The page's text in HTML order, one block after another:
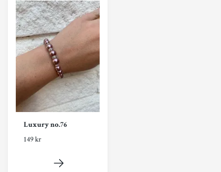
Luxury no.76
149 kr